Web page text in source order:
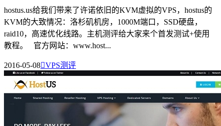
hostus.us给我们带来了许诺依旧的KVM虚拟的VPS，hostus的
KVM的大致情况：洛杉矶机房，1000M端口，SSD硬盘，
raid10，高速优化线路。主机测评给大家来个首发测试+使用
教程。 官方网站：www.host...
2016-05-08VPS测评